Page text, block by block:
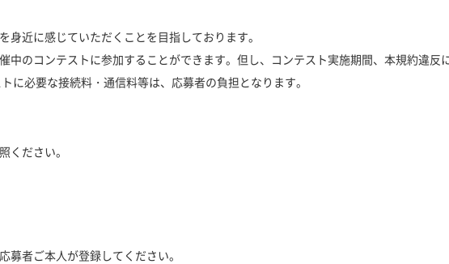
近に感じていただくことを目指しております。
中のコンテストに参加することができます。但し、コンテスト実施期間、本規約違反
に必要な接続料・通信料等は、応募者の負担となります。
ください。
募者ご本人が登録してください。